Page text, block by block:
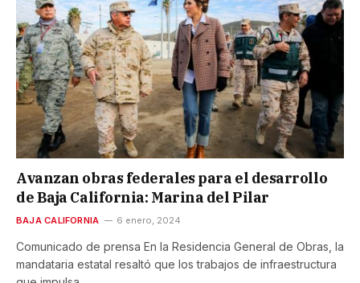
Avanzan obras federales para el desarrollo
de Baja California: Marina del Pilar
BAJA CALIFORNIA 6 enero, 2024
Comunicado de prensa En la Residencia General de Obras, la
mandataria estatal resaltó que los trabajos de infraestructura